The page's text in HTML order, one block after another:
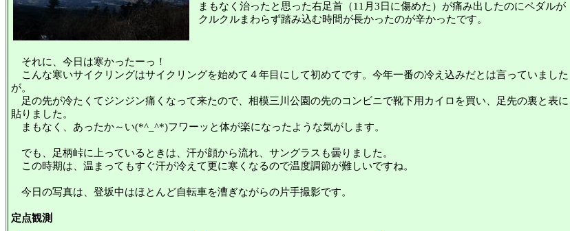
まもなく治ったと思った右足首（11月3日に傷めた）が痛み出したのにペダルが
クルクルまわらず踏み込む時間が長かったのが辛かったです。
それに、今日は寒かったーっ！
こんな寒いサイクリングはサイクリングを始めて４年目にして初めてです。今年一番の冷え込みだとは言っていました
が。
足の先が冷たくてジンジン痛くなって来たので、相模三川公園の先のコンビニで靴下用カイロを買い、足先の裏と表に
貼りました。
まもなく、あったか～い(*^_^*)フワーッと体が楽になったような気がします。
でも、足柄峠に上っているときは、汗が顔から流れ、サングラスも曇りました。
この時期は、温まってもすぐ汗が冷えて更に寒くなるので温度調節が難しいですね。
今日の写真は、登坂中はほとんど自転車を漕ぎながらの片手撮影です。
定点観測